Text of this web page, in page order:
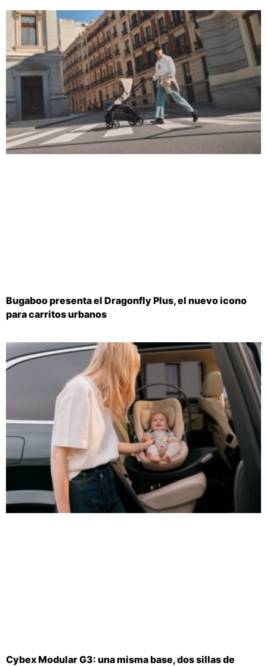
Bugaboo presenta el Dragonfly Plus, el nuevo icono
para carritos urbanos
Cybex Modular G3: una misma base, dos sillas de